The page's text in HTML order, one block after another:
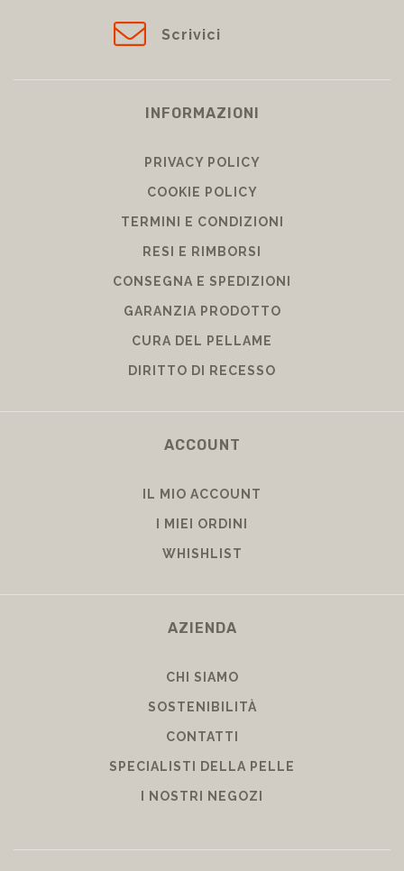
Scrivici
INFORMAZIONI
PRIVACY POLICY
COOKIE POLICY
TERMINI E CONDIZIONI
RESI E RIMBORSI
CONSEGNA E SPEDIZIONI
GARANZIA PRODOTTO
CURA DEL PELLAME
DIRITTO DI RECESSO
ACCOUNT
IL MIO ACCOUNT
I MIEI ORDINI
WHISHLIST
AZIENDA
CHI SIAMO
SOSTENIBILITÀ
CONTATTI
SPECIALISTI DELLA PELLE
I NOSTRI NEGOZI